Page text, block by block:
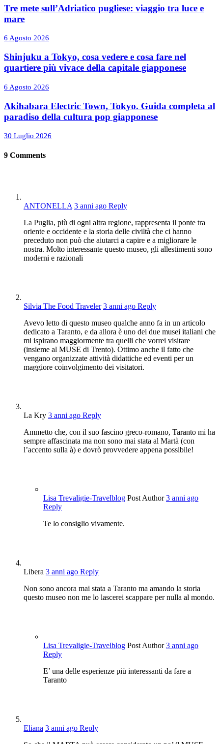
Tre mete sull’Adriatico pugliese: viaggio tra luce e
mare
6 Agosto 2026
Shinjuku a Tokyo, cosa vedere e cosa fare nel
quartiere più vivace della capitale giapponese
6 Agosto 2026
Akihabara Electric Town, Tokyo. Guida completa al
paradiso della cultura pop giapponese
30 Luglio 2026
9 Comments
ANTONELLA 3 anni ago Reply
La Puglia, più di ogni altra regione, rappresenta il ponte tra
oriente e occidente e la storia delle civiltà che ci hanno
preceduto non può che aiutarci a capire e a migliorare le
nostra. Molto interessante questo museo, gli allestimenti sono
moderni e razionali
Silvia The Food Traveler 3 anni ago Reply
Avevo letto di questo museo qualche anno fa in un articolo
dedicato a Taranto, e da allora è uno dei due musei italiani che
mi ispirano maggiormente tra quelli che vorrei visitare
(insieme al MUSE di Trento). Ottimo anche il fatto che
vengano organizzate attività didattiche ed eventi per un
maggiore coinvolgimento dei visitatori.
La Kry 3 anni ago Reply
Ammetto che, con il suo fascino greco-romano, Taranto mi ha
sempre affascinata ma non sono mai stata al Martà (con
l’accento sulla à) e dovrò provvedere appena possibile!
Lisa Trevaligie-Travelblog Post Author 3 anni ago
Reply
Te lo consiglio vivamente.
Libera 3 anni ago Reply
Non sono ancora mai stata a Taranto ma amando la storia
questo museo non me lo lascerei scappare per nulla al mondo.
Lisa Trevaligie-Travelblog Post Author 3 anni ago
Reply
E’ una delle esperienze più interessanti da fare a
Taranto
Eliana 3 anni ago Reply